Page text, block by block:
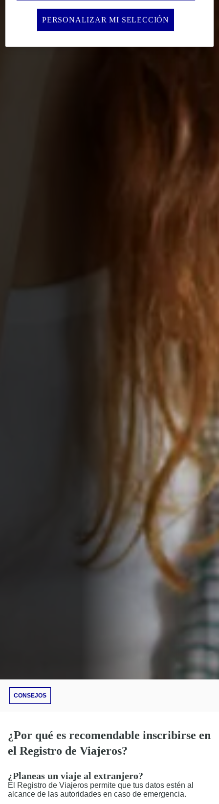
CONSEJOS
¿Por qué es recomendable inscribirse en
el Registro de Viajeros?
¿Planeas un viaje al extranjero?
El Registro de Viajeros permite que tus datos estén al
alcance de las autoridades en caso de emergencia.
PERSONALIZAR MI SELECCIÓN